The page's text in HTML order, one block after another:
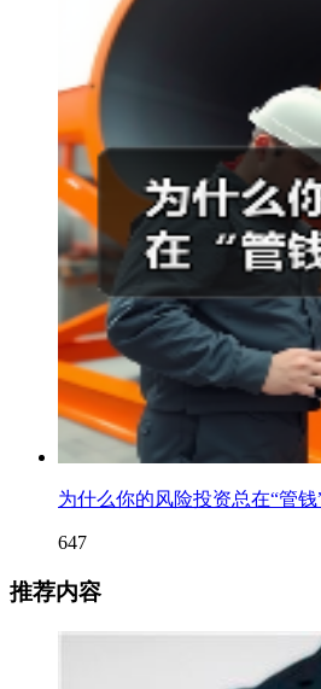
为什么你的风险投资总在“管钱
647
推荐内容